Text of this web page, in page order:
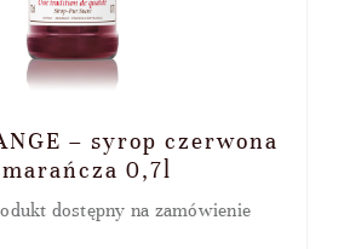
– syrop czerwona
0,7l
dostępny na zamówienie